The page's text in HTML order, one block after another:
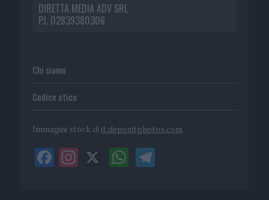
DIRETTA MEDIA ADV SRL
P.I. 02839380306
Chi siamo
Codice etico
Immagini stock di it.depositphotos.com